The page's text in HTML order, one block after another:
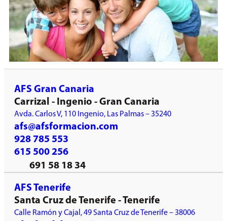
AFS Gran Canaria
Carrizal - Ingenio - Gran Canaria
Avda. Carlos V, 110 Ingenio, Las Palmas – 35240
afs@afsformacion.com
928 785 553
615 500 256
691 58 18 34
AFS Tenerife
Santa Cruz de Tenerife - Tenerife
Calle Ramón y Cajal, 49 Santa Cruz de Tenerife – 38006